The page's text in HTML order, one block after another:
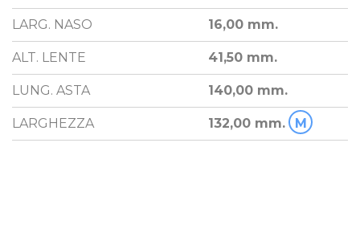
LARG. NASO 16,00 mm.
ALT. LENTE 41,50 mm.
LUNG. ASTA 140,00 mm.
LARGHEZZA 132,00 mm. M